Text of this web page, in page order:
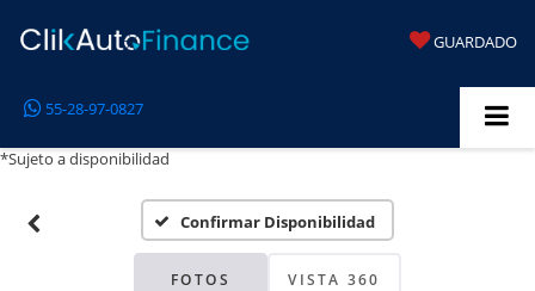
GUARDADO
55-28-97-0827
*Sujeto a disponibilidad
Confirmar Disponibilidad
FOTOS VISTA 360
Disponibles
Por favor, revise luego